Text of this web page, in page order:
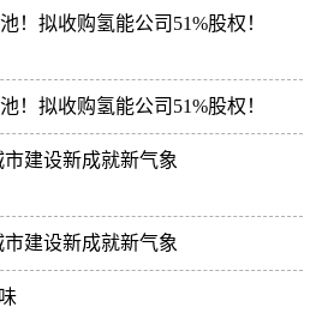
！拟收购氢能公司51%股权！
！拟收购氢能公司51%股权！
建设新成就新气象
建设新成就新气象